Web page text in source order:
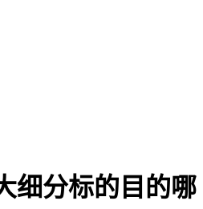
细分标的目的哪